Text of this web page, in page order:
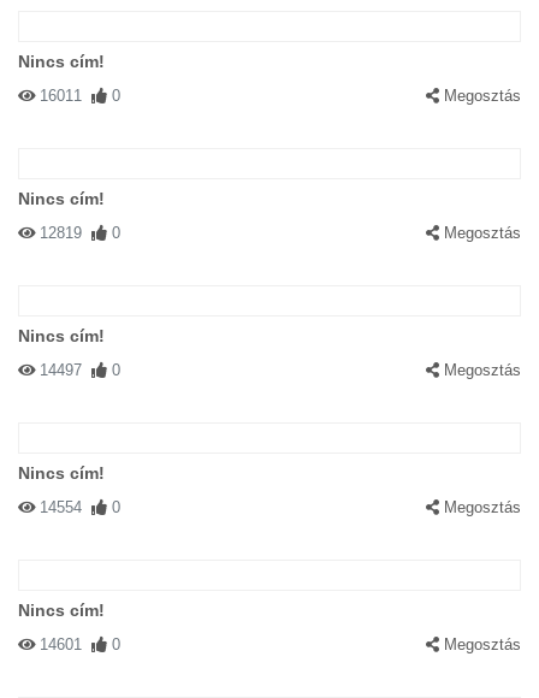
Nincs cím!
16011 0 Megosztás
Nincs cím!
12819 0 Megosztás
Nincs cím!
14497 0 Megosztás
Nincs cím!
14554 0 Megosztás
Nincs cím!
14601 0 Megosztás